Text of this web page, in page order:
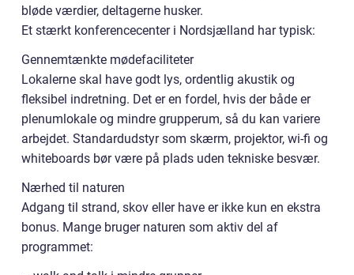
bløde værdier, deltagerne husker.
Et stærkt konferencecenter i Nordsjælland har typisk:
Gennemtænkte mødefaciliteter
Lokalerne skal have godt lys, ordentlig akustik og
fleksibel indretning. Det er en fordel, hvis der både er
plenumlokale og mindre grupperum, så du kan variere
arbejdet. Standardudstyr som skærm, projektor, wi-fi og
whiteboards bør være på plads uden tekniske besvær.
Nærhed til naturen
Adgang til strand, skov eller have er ikke kun en ekstra
bonus. Mange bruger naturen som aktiv del af
programmet: